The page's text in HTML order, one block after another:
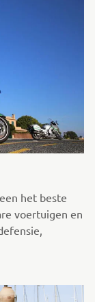
het beste
voertuigen en